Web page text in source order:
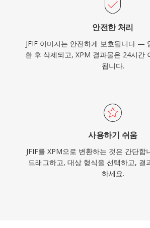
안전한 처리
JFIF 이미지는 안전하게 보호됩니다 —
환 후 삭제되고, XPM 결과물은 24시간
됩니다.
사용하기 쉬움
JFIF를 XPM으로 변환하는 것은 간단
드래그하고, 대상 형식을 선택하고, 결
하세요.